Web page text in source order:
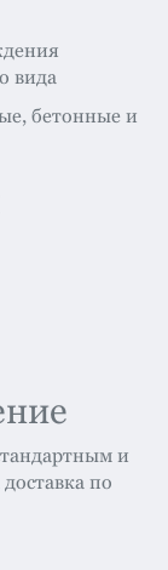
вида
бетонные и
и
по